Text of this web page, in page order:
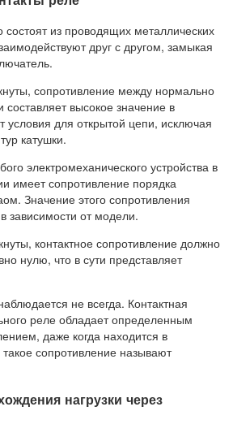
из проводящих металлических
друг с другом, замыкая
сопротивление между нормально
составляет высокое значение в
условия для открытой цепи, исключая
катушки.
электромеханического устройства в
имеет сопротивление порядка
Значение этого сопротивления
зависимости от модели.
контактное сопротивление должно
нулю, что в сути представляет
не всегда. Контактная
реле обладает определенным
даже когда находится в
сопротивление называют
нагрузки через